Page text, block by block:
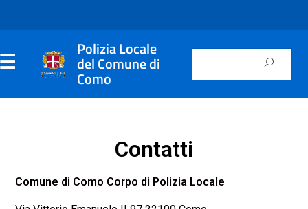
Polizia Locale
del Comune di
Como
Contatti
Comune di Como Corpo di Polizia Locale